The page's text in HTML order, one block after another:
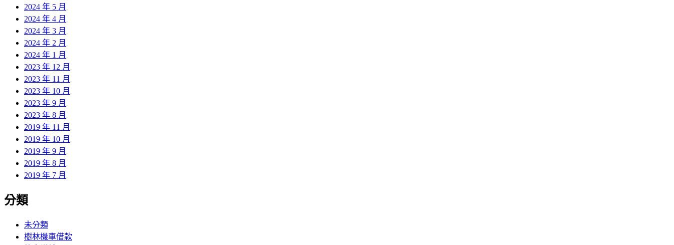
2024 年 5 月
2024 年 4 月
2024 年 3 月
2024 年 2 月
2024 年 1 月
2023 年 12 月
2023 年 11 月
2023 年 10 月
2023 年 9 月
2023 年 8 月
2019 年 11 月
2019 年 10 月
2019 年 9 月
2019 年 8 月
2019 年 7 月
分類
未分類
樹林機車借款